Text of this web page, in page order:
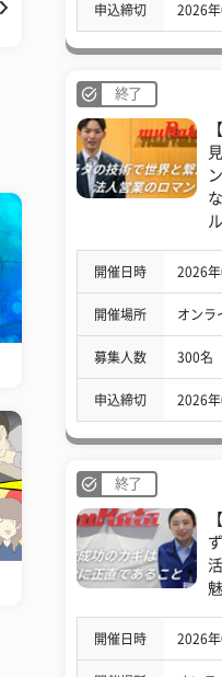
申込締切 2026
終了
ル
開催日時 2026
開催場所 オンラ
募集人数 300名
申込締切 2026
終了
開催日時 2026